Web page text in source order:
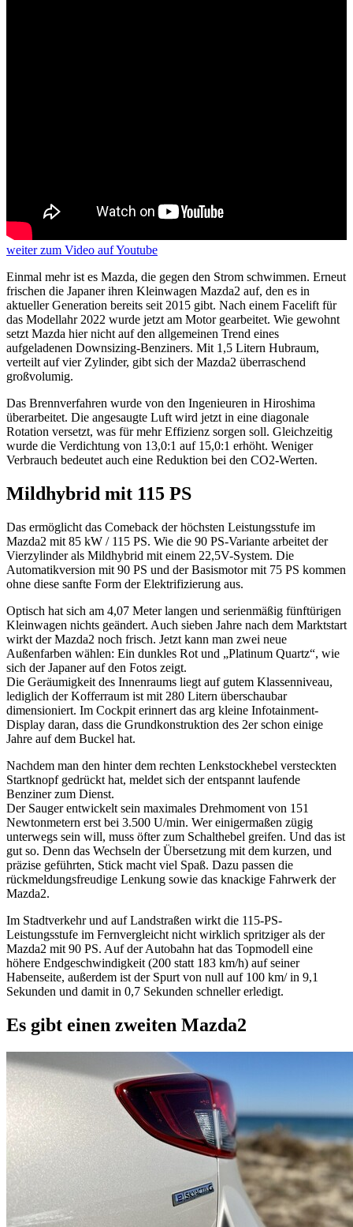
weiterzum Video auf Youtube
Einmal mehr ist es Mazda, die gegen den Strom schwimmen. Erneut
frischen die Japaner ihren Kleinwagen Mazda2 auf, den es in
aktueller Generation bereits seit 2015 gibt. Nach einem Facelift für
das Modellahr 2022 wurde jetzt am Motor gearbeitet. Wie gewohnt
setzt Mazda hier nicht auf den allgemeinen Trend eines
aufgeladenen Downsizing-Benziners. Mit 1,5 Litern Hubraum,
verteilt auf vier Zylinder, gibt sich der Mazda2 überraschend
großvolumig.
Das Brennverfahren wurde von den Ingenieuren in Hiroshima
überarbeitet. Die angesaugte Luft wird jetzt in eine diagonale
Rotation versetzt, was für mehr Effizienz sorgen soll. Gleichzeitig
wurde die Verdichtung von 13,0:1 auf 15,0:1 erhöht. Weniger
Verbrauch bedeutet auch eine Reduktion bei den CO2-Werten.
Mildhybrid mit 115 PS
Das ermöglicht das Comeback der höchsten Leistungsstufe im
Mazda2 mit 85 kW / 115 PS. Wie die 90 PS-Variante arbeitet der
Vierzylinder als Mildhybrid mit einem 22,5V-System. Die
Automatikversion mit 90 PS und der Basismotor mit 75 PS kommen
ohne diese sanfte Form der Elektrifizierung aus.
Optisch hat sich am 4,07 Meter langen und serienmäßig fünftürigen
Kleinwagen nichts geändert. Auch sieben Jahre nach dem Marktstart
wirkt der Mazda2 noch frisch. Jetzt kann man zwei neue
Außenfarben wählen: Ein dunkles Rot und „Platinum Quartz“, wie
sich der Japaner auf den Fotos zeigt.
Die Geräumigkeit des Innenraums liegt auf gutem Klassenniveau,
lediglich der Kofferraum ist mit 280 Litern überschaubar
dimensioniert. Im Cockpit erinnert das arg kleine Infotainment-
Display daran, dass die Grundkonstruktion des 2er schon einige
Jahre auf dem Buckel hat.
Nachdem man den hinter dem rechten Lenkstockhebel versteckten
Startknopf gedrückt hat, meldet sich der entspannt laufende
Benziner zum Dienst.
Der Sauger entwickelt sein maximales Drehmoment von 151
Newtonmetern erst bei 3.500 U/min. Wer einigermaßen zügig
unterwegs sein will, muss öfter zum Schalthebel greifen. Und das ist
gut so. Denn das Wechseln der Übersetzung mit dem kurzen, und
präzise geführten, Stick macht viel Spaß. Dazu passen die
rückmeldungsfreudige Lenkung sowie das knackige Fahrwerk der
Mazda2.
Im Stadtverkehr und auf Landstraßen wirkt die 115-PS-
Leistungsstufe im Fernvergleicht nicht wirklich spritziger als der
Mazda2 mit 90 PS. Auf der Autobahn hat das Topmodell eine
höhere Endgeschwindigkeit (200 statt 183 km/h) auf seiner
Habenseite, außerdem ist der Spurt von null auf 100 km/ in 9,1
Sekunden und damit in 0,7 Sekunden schneller erledigt.
Es gibt einen zweiten Mazda2